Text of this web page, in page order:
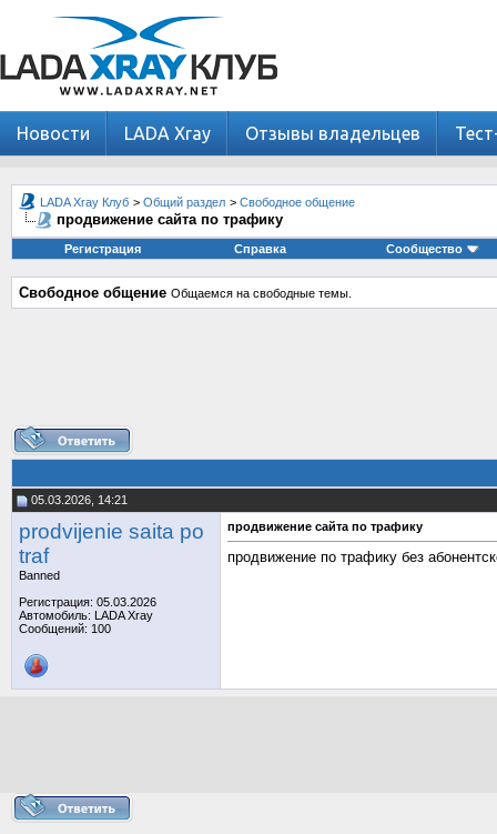
Новости LADA Xray Отзывы владельцев
LADA Xray Клуб > Общий раздел > Свободное общение
продвижение сайта по трафику
Регистрация Справка Сообщество
Свободное общение Общаемся на свободные темы.
05.03.2026, 14:21
prodvijenie saita po
traf
Banned
Регистрация: 05.03.2026
Автомобиль: LADA Xray
Сообщений: 100
продвижение сайта по трафику
продвижение по трафику без